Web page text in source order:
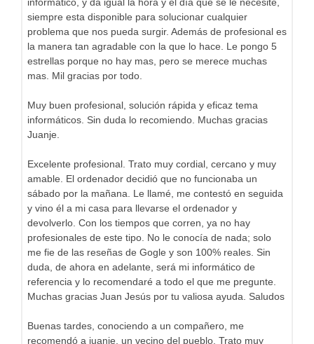
siempre esta disponible para solucionar cualquier
problema que nos pueda surgir. Además de profesional es
la manera tan agradable con la que lo hace. Le pongo 5
estrellas porque no hay mas, pero se merece muchas
mas. Mil gracias por todo.
Muy buen profesional, solución rápida y eficaz tema
informáticos. Sin duda lo recomiendo. Muchas gracias
Juanje.
Excelente profesional. Trato muy cordial, cercano y muy
amable. El ordenador decidió que no funcionaba un
sábado por la mañana. Le llamé, me contestó en seguida
y vino él a mi casa para llevarse el ordenador y
devolverlo. Con los tiempos que corren, ya no hay
profesionales de este tipo. No le conocía de nada; solo
me fie de las reseñas de Gogle y son 100% reales. Sin
duda, de ahora en adelante, será mi informático de
referencia y lo recomendaré a todo el que me pregunte.
Muchas gracias Juan Jesús por tu valiosa ayuda. Saludos
Buenas tardes, conociendo a un compañero, me
recomendó a juanje, un vecino del pueblo. Trato muy